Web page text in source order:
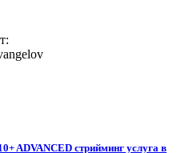
ADVANCED стрийминг услуга в